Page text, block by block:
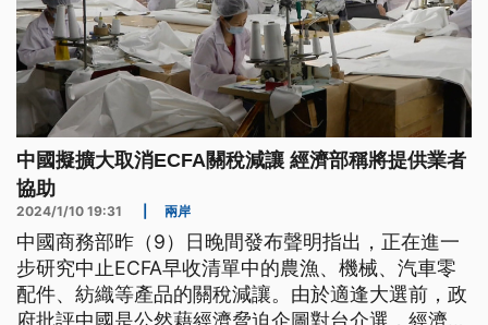
中國擬擴大取消ECFA關稅減讓 經濟部稱將提供業者
協助
2024/1/10 19:31 兩岸
中國商務部昨（9）日晚間發布聲明指出，正在進一
步研究中止ECFA早收清單中的農漁、機械、汽車零
配件、紡織等產品的關稅減讓。由於適逢大選前，政
府批評中國是公然藉經濟脅迫企圖對台介選，經濟部